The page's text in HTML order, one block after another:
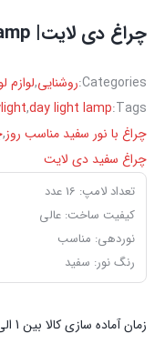
چراغ دی لایت| Daylight lamp
Categories: روشنایی,
Tags:
day light lamp
,
چراغ با نور سفید مناسب روز,
چراغ سفید دی لایت
تعداد لامپ: 16 عدد
کیفیت ساخت: عالی
نوردهی: مناسب
رنگ نور: سفید
زمان آماده سازی کالا بین 1 الی 3 روزه کاری